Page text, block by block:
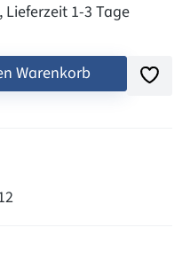
1-3 Tage
Warenkorb